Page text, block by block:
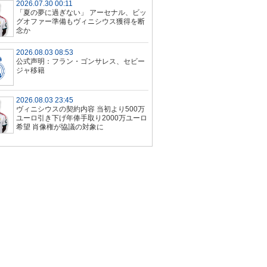
2026.07.30 00:11
「夏の夢に過ぎない」 アーセナル、ビッ
グオファー準備もヴィニシウス獲得を断
念か
2026.08.03 08:53
公式声明：フラン・ゴンサレス、セビー
ジャ移籍
2026.08.03 23:45
ヴィニシウスの契約内容 当初より500万
ユーロ引き下げ年俸手取り2000万ユーロ
希望 肖像権が協議の対象に